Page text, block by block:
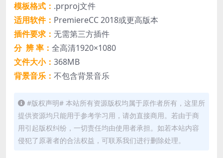
模板格式： .prproj文件
适用软件： PremiereCC 2018或更高版本
插件要求： 无需第三方插件
分 辨 率： 全高清1920×1080
文件大小： 368MB
背景音乐： 不包含背景音乐
#版权声明# 本站所有资源版权均属于原作者所有，这里所
提供资源均只能用于参考学习用，请勿直接商用。若由于商
用引起版权纠纷，一切责任均由使用者承担。如若本站内容
侵犯了原著者的合法权益，可联系我们进行删除处理。